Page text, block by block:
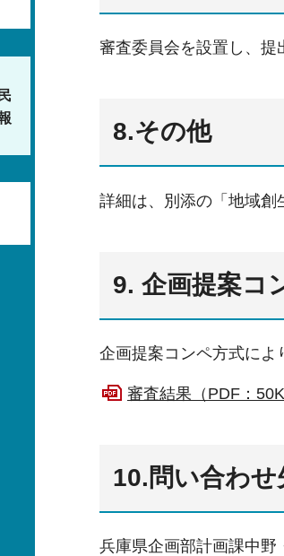
審査委員会を設置し、提
8.その他
詳細は、別添の「地域創
9. 企画提案コ
企画提案コンペ方式によ
審査結果（PDF：
10.問い合わせ
兵庫県企画部計画課中野